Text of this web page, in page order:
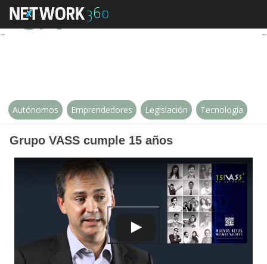
Grupo VASS cumple 15 años
Autónomos Emprendedores Legislación Tecnología
Grupo VASS cumple 15 años